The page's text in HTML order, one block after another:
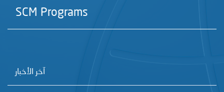
SCM Programs
آخر الأخبار